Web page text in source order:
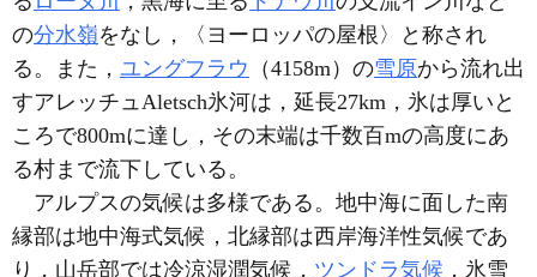
の分水嶺をなし，〈ヨーロッパの屋根〉と称され
る。また， ユングフラウ （4158m）の雪原から流れ出
すアレッチュAletsch氷河は，延長27km，氷は厚いと
ころで800mに達し，その末端は千数百mの高度にあ
る村まで流下している。
アルプスの気候は多様である。地中海に面した南
縁部は地中海式気候，北縁部は西岸海洋性気候であ
り，山岳部では冷涼湿潤気候， ツンドラ気候 ，氷雪